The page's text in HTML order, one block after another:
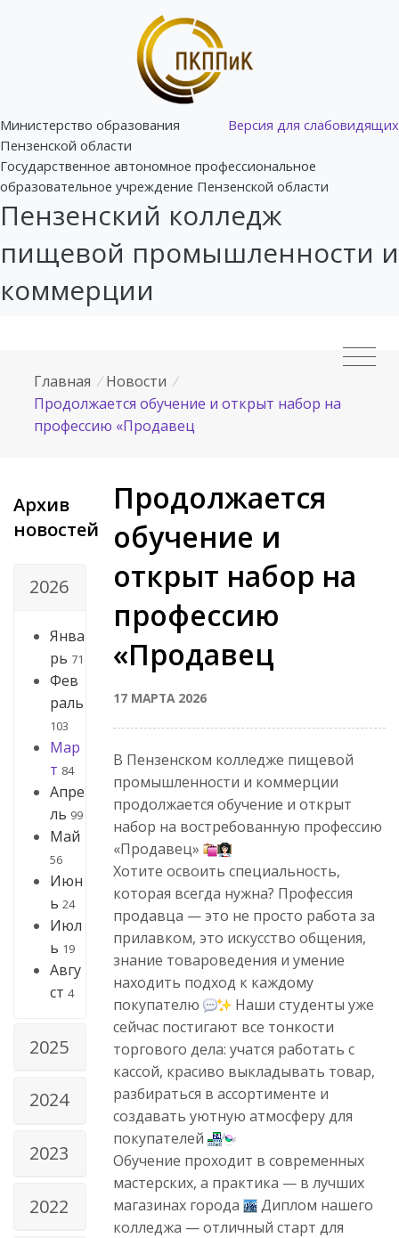
Версия для слабовидящих
Министерство образования
Пензенской области
Государственное автономное профессиональное
образовательное учреждение Пензенской области
Пензенский колледж
пищевой промышленности и
коммерции
Главная / Новости /
Продолжается обучение и открыт набор на
профессию «Продавец
Архив
новостей
2026
Янва
рь 71
Фев
раль
103
Мар
т 84
Апре
ль 99
Май
56
Июн
ь 24
Июл
ь 19
Авгу
ст 4
2025
2024
2023
2022
Продолжается
обучение и
открыт набор на
профессию
«Продавец
17 МАРТА 2026
В Пензенском колледже пищевой
промышленности и коммерции
продолжается обучение и открыт
набор на востребованную профессию
«Продавец»
Хотите освоить специальность,
которая всегда нужна? Профессия
продавца — это не просто работа за
прилавком, это искусство общения,
знание товароведения и умение
находить подход к каждому
покупателю
Наши студенты уже
сейчас постигают все тонкости
торгового дела: учатся работать с
кассой, красиво выкладывать товар,
разбираться в ассортименте и
создавать уютную атмосферу для
покупателей
Обучение проходит в современных
мастерских, а практика — в лучших
магазинах города
Диплом нашего
колледжа — отличный старт для